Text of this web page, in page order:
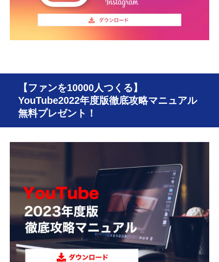
【ファンを10000人つくる】
YouTube2022年度版徹底攻略マニュアル
無料プレゼント！